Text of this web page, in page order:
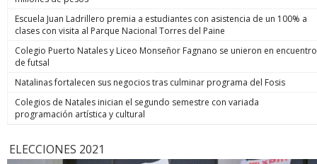
Escuela Juan Ladrillero premia a estudiantes con asistencia de un 100% a
clases con visita al Parque Nacional Torres del Paine
Colegio Puerto Natales y Liceo Monseñor Fagnano se unieron en encuentro
de futsal
Natalinas fortalecen sus negocios tras culminar programa del Fosis
Colegios de Natales inician el segundo semestre con variada
programación artística y cultural
ELECCIONES 2021